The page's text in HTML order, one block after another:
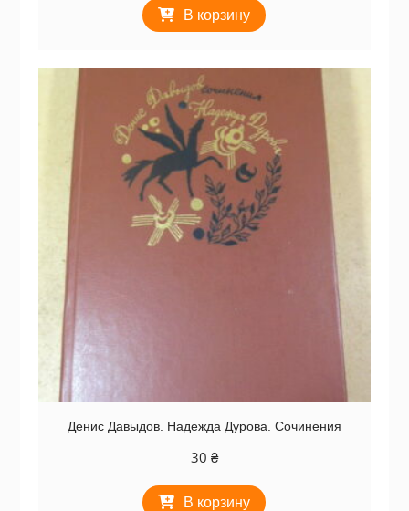
В корзину
Денис Давыдов. Надежда Дурова. Сочинения
30 ₴
В корзину